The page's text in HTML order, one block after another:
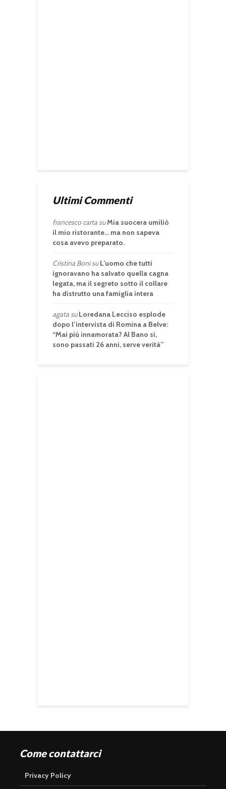
Ultimi Commenti
francesco cartasuMia suocera umiliò
il mio ristorante… ma non sapeva
cosa avevo preparato.
Cristina BonisuL’uomo che tutti
ignoravano ha salvato quella cagna
legata, ma il segreto sotto il collare
ha distrutto una famiglia intera
agatasuLoredana Lecciso esplode
dopo l’intervista di Romina a Belve:
“Mai più innamorata? Al Bano sì,
sono passati 26 anni, serve verità”
Come contattarci
Privacy Policy